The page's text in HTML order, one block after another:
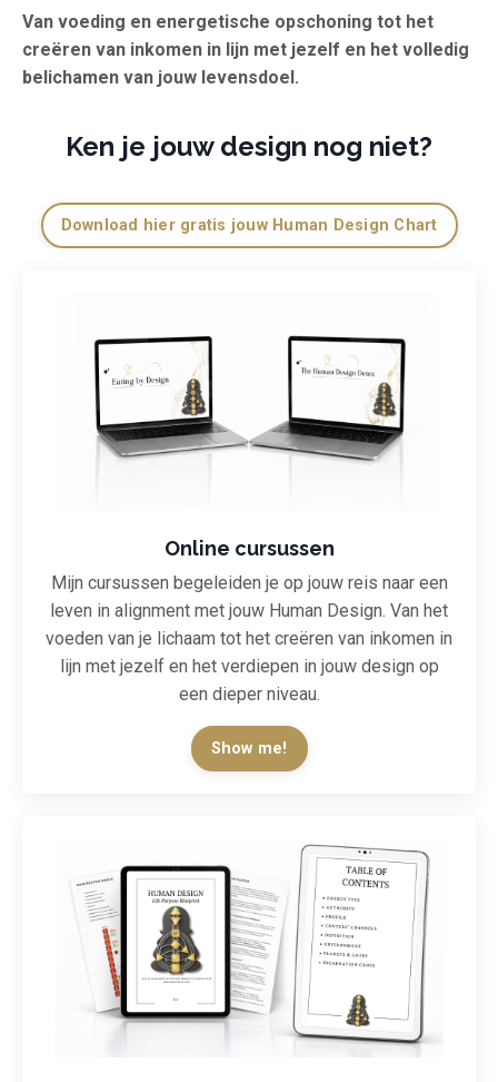
Van voeding en energetische opschoning tot het
creëren van inkomen in lijn met jezelf en het volledig
belichamen van jouw levensdoel.
Ken je jouw design nog niet?
Download hier gratis jouw Human Design Chart
Online cursussen
Mijn cursussen begeleiden je op jouw reis naar een
leven in alignment met jouw Human Design. Van het
voeden van je lichaam tot het creëren van inkomen in
lijn met jezelf en het verdiepen in jouw design op
een dieper niveau.
Show me!